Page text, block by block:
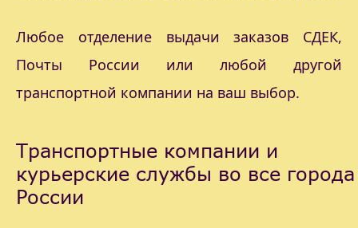
Любое отделение выдачи заказов СДЕК,
Почты России или любой другой
транспортной компании на ваш выбор.
Транспортные компании и
курьерские службы во все города
России